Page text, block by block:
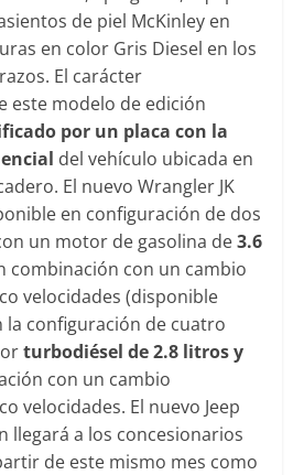
de piel McKinley en
en color Gris Diesel en los
El carácter
este modelo de edición
por un placa con la
del vehículo ubicada en
El nuevo Wrangler JK
en configuración de dos
un motor de gasolina de3.6
combinación con un cambio
velocidades (disponible
la configuración de cuatro
turbodiésel de 2.8 litros y
con un cambio
velocidades. El nuevo Jeep
llegará a los concesionarios
de este mismo mes como